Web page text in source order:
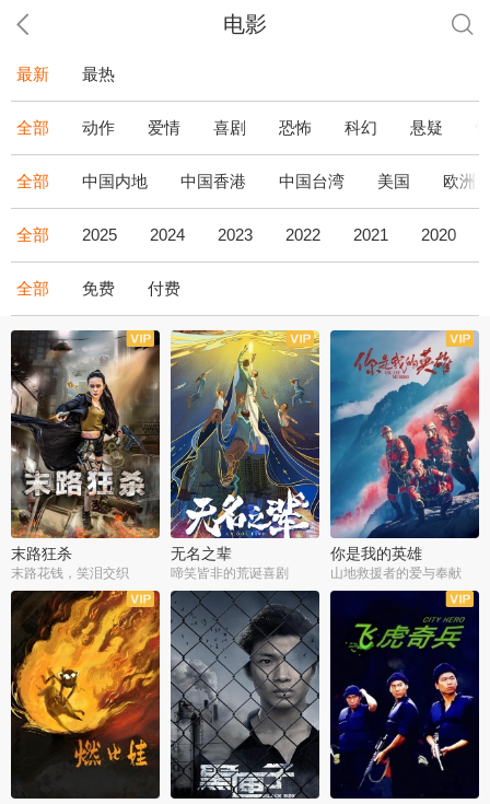
电影
最新 最热
全部 动作 爱情 喜剧 恐怖 科幻 悬疑
全部 中国内地 中国香港 中国台湾 美国 欧洲
全部 2025 2024 2023 2022 2021 2020
全部 免费 付费
末路狂杀
末路花钱，笑泪交织
无名之辈
啼笑皆非的荒诞喜剧
你是我的英雄
山地救援者的爱与奉献